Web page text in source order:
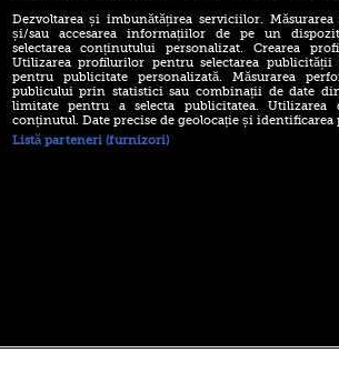
(P) Descoperă Lumea
Evenimentelor din România
cu Transilvania Events!
Emoții intense
Sebastian Stan!
Dezvoltarea și îmbunătățirea serviciilor.
și/sau accesarea informațiilor de pe un
selectarea conținutului personalizat. Crearea
Utilizarea profilurilor pentru selectarea publicității
pentru publicitate personalizată. Măsurarea
publicului prin statistici sau combinații de date
limitate pentru a selecta publicitatea. Utilizarea
conținutul. Date precise de geolocație și
Listă parteneri (furnizori)